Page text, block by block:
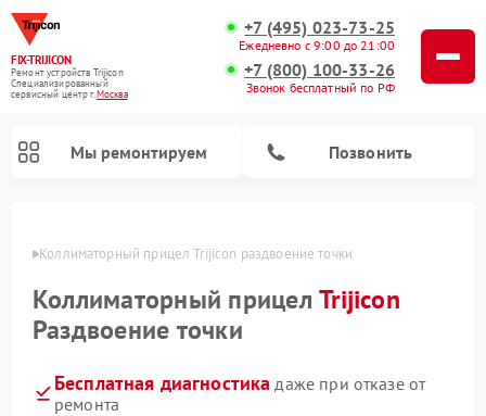
FIX-TRIJICON
Ремонт устройств Trijicon
Специализированный
cервисный центр г.Москва
+7 (495) 023-73-25
Ежедневно с 9:00 до 21:00
+7 (800) 100-33-26
Звонок бесплатный по РФ
Мы ремонтируем Позвонить
Коллиматорный прицел Trijicon раздвоение точки
Коллиматорный прицелTrijicon
Раздвоение точки
Бесплатная диагностика даже при отказе от
ремонта